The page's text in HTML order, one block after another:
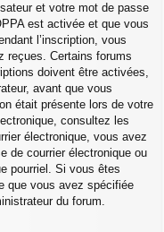
et votre mot de passe
est activée et que vous
l’inscription, vous
reçues. Certains forums
doivent être activées,
avant que vous
était présente lors de votre
consultez les
électronique, vous avez
de courrier électronique ou
pourriel. Si vous êtes
que vous avez spécifiée
du forum.